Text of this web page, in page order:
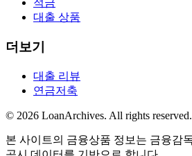
적금
대출 상품
더보기
대출 리뷰
연금저축
© 2026 LoanArchives. All rights reserved.
본 사이트의 금융상품 정보는 금융감